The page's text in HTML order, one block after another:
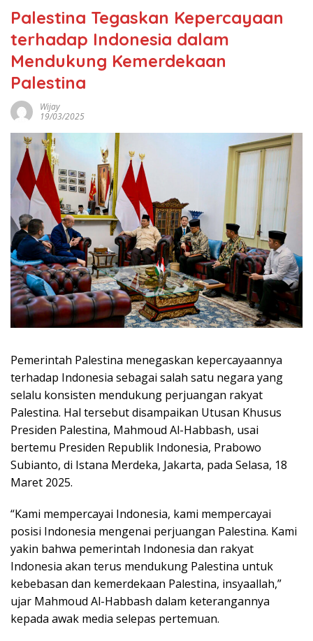
Palestina Tegaskan Kepercayaan
terhadap Indonesia dalam
Mendukung Kemerdekaan
Palestina
Wijay
19/03/2025
Pemerintah Palestina menegaskan kepercayaannya
terhadap Indonesia sebagai salah satu negara yang
selalu konsisten mendukung perjuangan rakyat
Palestina. Hal tersebut disampaikan Utusan Khusus
Presiden Palestina, Mahmoud Al-Habbash, usai
bertemu Presiden Republik Indonesia, Prabowo
Subianto, di Istana Merdeka, Jakarta, pada Selasa, 18
Maret 2025.
“Kami mempercayai Indonesia, kami mempercayai
posisi Indonesia mengenai perjuangan Palestina. Kami
yakin bahwa pemerintah Indonesia dan rakyat
Indonesia akan terus mendukung Palestina untuk
kebebasan dan kemerdekaan Palestina, insyaallah,”
ujar Mahmoud Al-Habbash dalam keterangannya
kepada awak media selepas pertemuan.